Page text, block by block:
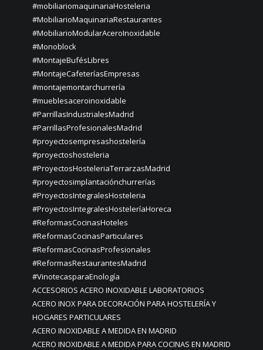
#mobiliariomaquinariaHosteleria
#MobiliarioMaquinariaRestaurantes
#MobiliarioModularAceroInoxidable
#Monoblock
#MontajeBufésLibres
#MontajeCafeteríasEmpresas
#montajemontarchurrería
#mueblesaceroinoxidable
#ParrillasIndustrialesMadrid
#ParrillasProfesionalesMadrid
#proyectosempresashostelería
#proyectoshosteleria
#ProyectosHosteleriaTerrarzasMadrid
#proyectosimplantaciónchurrerías
#ProyectosIntegralesHosteleria
#ProyectosIntegralesHosteleríaHoreca
#ReformasCocinasHoteles
#ReformasCocinasParticulares
#ReformasCocinasProfesionales
#ReformasRestaurantesMadrid
#VinotecasparaEnología
ACCESORIOS ACERO INOXIDABLE LABORATORIOS
ACERO INOX PARA DECORACIÓN PARA HOSTELERÍA Y
HOGARES PARTICULARES
ACERO INOXIDABLE A MEDIDA EN MADRID
ACERO INOXIDABLE A MEDIDA PARA COCINAS EN MADRID